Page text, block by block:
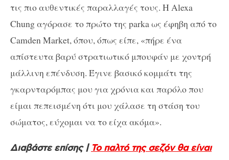
τις πιο αυθεντικές παραλλαγές τους. Η Alexa
Chung αγόρασε το πρώτο της parka ως έφηβη από το
Camden Market, όπου, όπως είπε, «πήρε ένα
απίστευτα βαρύ στρατιωτικό μπουφάν με χοντρή
μάλλινη επένδυση. Έγινε βασικό κομμάτι της
γκαρνταρόμπας μου για χρόνια και παρόλο που
είμαι πεπεισμένη ότι μου χάλασε τη στάση του
σώματος, εύχομαι να το είχα ακόμα».
Διαβάστε επίσης | Το παλτό της σεζόν θα είναι